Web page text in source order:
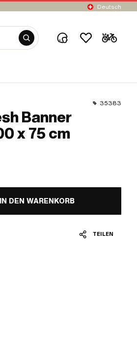
Deutsch
35383
Banner
x 75 cm
IN DEN WARENKORB
TEILEN